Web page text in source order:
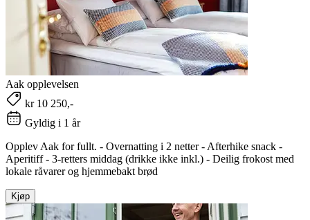
Aak opplevelsen
kr 10 250,-
Gyldig i 1 år
Opplev Aak for fullt. - Overnatting i 2 netter - Afterhike snack -
Aperitiff - 3-retters middag (drikke ikke inkl.) - Deilig frokost med
lokale råvarer og hjemmebakt brød
Kjøp